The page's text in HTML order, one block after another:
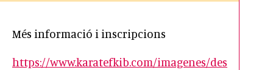
Més informació i inscripcions
https://www.karatefkib.com/imagenes/descargas/